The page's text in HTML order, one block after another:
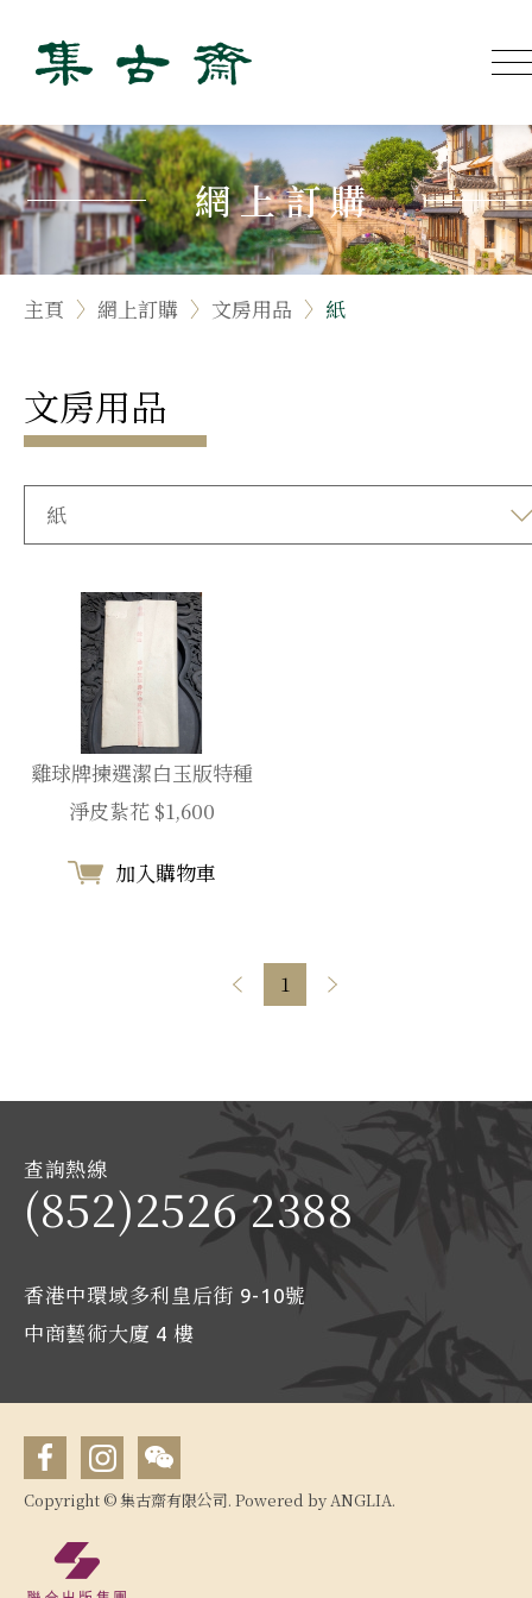
網上訂購
主頁 網上訂購 文房用品 紙
文房用品
紙
雞球牌揀選潔白玉版特種
淨皮紥花 $1,600
加入購物車
1
查詢熱線
(852)2526 2388
香港中環域多利皇后街 9-10號
中商藝術大廈 4 樓
Copyright © 集古齋有限公司. Powered byANGLIA.